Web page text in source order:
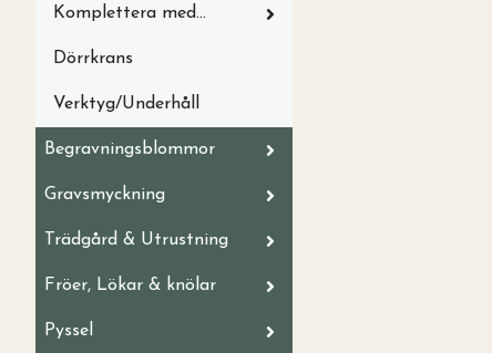
Komplettera med...
Dörrkrans
Verktyg/Underhåll
Begravningsblommor
Gravsmyckning
Trädgård & Utrustning
Fröer, Lökar & knölar
Pyssel